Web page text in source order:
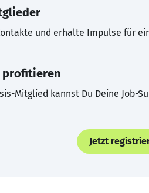
und erhalte Impulse für
profitieren
Mitglied kannst Du Deine Job-
Jetzt